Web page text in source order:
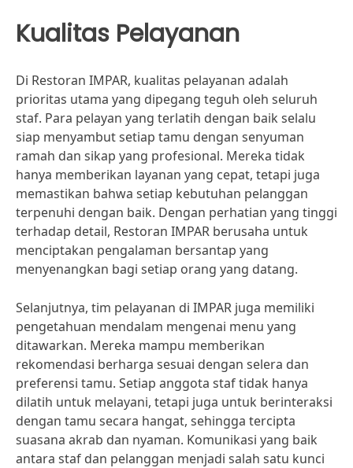
Kualitas Pelayanan
Di Restoran IMPAR, kualitas pelayanan adalah
prioritas utama yang dipegang teguh oleh seluruh
staf. Para pelayan yang terlatih dengan baik selalu
siap menyambut setiap tamu dengan senyuman
ramah dan sikap yang profesional. Mereka tidak
hanya memberikan layanan yang cepat, tetapi juga
memastikan bahwa setiap kebutuhan pelanggan
terpenuhi dengan baik. Dengan perhatian yang tinggi
terhadap detail, Restoran IMPAR berusaha untuk
menciptakan pengalaman bersantap yang
menyenangkan bagi setiap orang yang datang.
Selanjutnya, tim pelayanan di IMPAR juga memiliki
pengetahuan mendalam mengenai menu yang
ditawarkan. Mereka mampu memberikan
rekomendasi berharga sesuai dengan selera dan
preferensi tamu. Setiap anggota staf tidak hanya
dilatih untuk melayani, tetapi juga untuk berinteraksi
dengan tamu secara hangat, sehingga tercipta
suasana akrab dan nyaman. Komunikasi yang baik
antara staf dan pelanggan menjadi salah satu kunci